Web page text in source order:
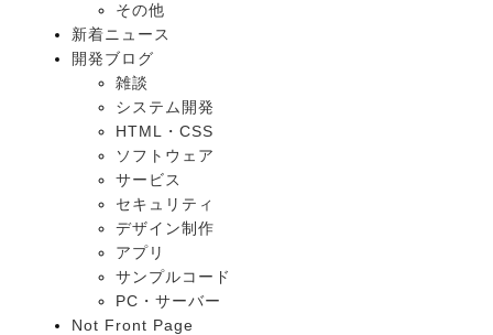
その他
新着ニュース
開発ブログ
雑談
システム開発
HTML・CSS
ソフトウェア
サービス
セキュリティ
デザイン制作
アプリ
サンプルコード
PC・サーバー
Not Front Page